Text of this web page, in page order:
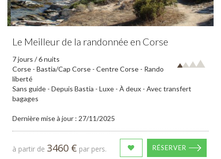
Le Meilleur de la randonnée en Corse
7 jours / 6 nuits
Corse - Bastia/Cap Corse - Centre Corse - Rando
liberté
Sans guide - Depuis Bastia - Luxe - À deux - Avec transfert
bagages
Dernière mise à jour : 27/11/2025
à partir de 3460 € par pers. RÉSERVER